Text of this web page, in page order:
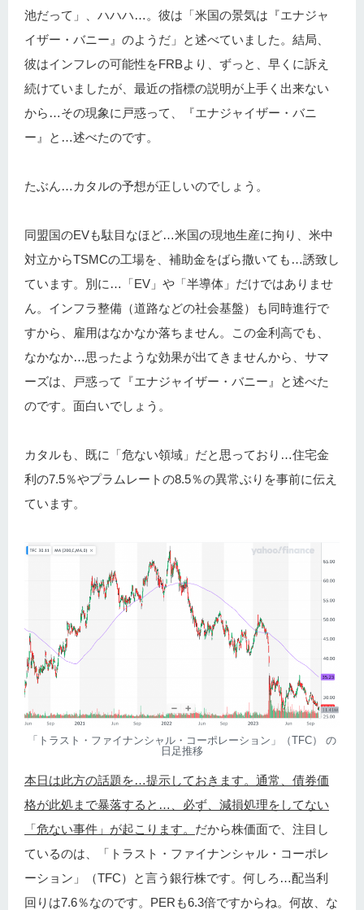
池だって」、ハハハ…。彼は「米国の景気は『エナジャ
イザー・バニー』のようだ」と述べていました。結局、
彼はインフレの可能性をFRBより、ずっと、早くに訴え
続けていましたが、最近の指標の説明が上手く出来ない
から…その現象に戸惑って、『エナジャイザー・バニ
ー』と…述べたのです。
たぶん…カタルの予想が正しいのでしょう。
同盟国のEVも駄目なほど…米国の現地生産に拘り、米中
対立からTSMCの工場を、補助金をばら撒いても…誘致し
ています。別に…「EV」や「半導体」だけではありませ
ん。インフラ整備（道路などの社会基盤）も同時進行で
すから、雇用はなかなか落ちません。この金利高でも、
なかなか…思ったような効果が出てきませんから、サマ
ーズは、戸惑って『エナジャイザー・バニー』と述べた
のです。面白いでしょう。
カタルも、既に「危ない領域」だと思っており…住宅金
利の7.5％やプラムレートの8.5％の異常ぶりを事前に伝え
ています。
「トラスト・ファイナンシャル・コーポレーション」（TFC） の
日足推移
本日は此方の話題を…提示しておきます。通常、債券価
格が此処まで暴落すると…、必ず、減損処理をしてない
「危ない事件」が起こります。 だから株価面で、注目し
ているのは、「トラスト・ファイナンシャル・コーポレ
ーション」（TFC）と言う銀行株です。何しろ…配当利
回りは7.6％なのです。PERも6.3倍ですからね。何故、な